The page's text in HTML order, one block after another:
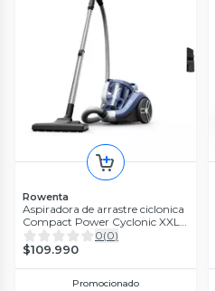
Rowenta
Aspiradora de arrastre ciclonica
Compact Power Cyclonic XXL
Effiwatts 2.5L 0(0)
$109.990
Promocionado